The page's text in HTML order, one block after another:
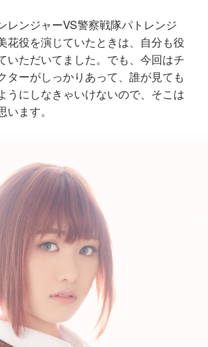
レンジャーVS警察戦隊パトレンジ
花役を演じていたときは、自分も役
いただいてました。でも、今回はチ
ターがしっかりあって、誰が見ても
うにしなきゃいけないので、そこは
ます。